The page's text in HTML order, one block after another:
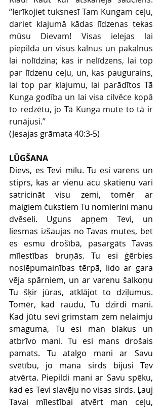
“Ierīkojiet tuksnesī Tam Kungam ceļu,
dariet klajumā kādas līdzenas tekas
mūsu Dievam! Visas ielejas lai
piepilda un visus kalnus un pakalnus
lai nolīdzina; kas ir nelīdzens, lai top
par līdzenu ceļu, un, kas paugurains,
lai top par klajumu, lai parādītos Tā
Kunga godība un lai visa cilvēce kopā
to redzētu, jo Tā Kunga mute to tā ir
runājusi.”
(Jesajas grāmata 40:3-5)
LŪGŠANA
Dievs, es Tevi mīlu. Tu esi varens un
stiprs, kas ar vienu acu skatienu vari
satricināt visu zemi, tomēr ar
maigiem čukstiem Tu nomierini manu
dvēseli. Uguns apņem Tevi, un
liesmas izšaujas no Tavas mutes, bet
es esmu drošībā, pasargāts Tavas
mīlestības bruņās. Tu esi ģērbies
noslēpumainības tērpā, lido ar gara
vēja spārniem, un ar varenu šalkoņu
Tu šķir jūras, atklājot to dziļumus.
Tomēr, kad raudu, Tu dzirdi mani.
Kad jūtu sevi grimstam zem nelaimju
smaguma, Tu esi man blakus un
atbrīvo mani. Tu esi mans drošais
pamats. Tu atalgo mani ar Savu
svētību, jo mana sirds bijusi Tev
atvērta. Piepildi mani ar Savu spēku,
kad es Tevi slavēju no visas sirds. Ļauj
Tavai mīlestībai atvērt man ceļu,